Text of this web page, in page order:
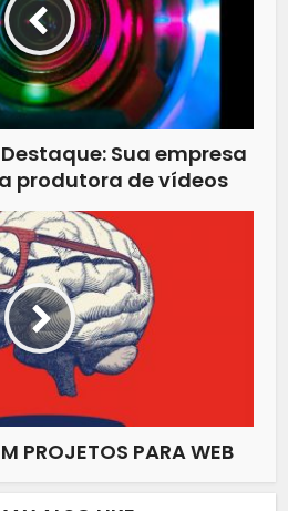
Sua empresa
produtora de vídeos
PROJETOS PARA WEB